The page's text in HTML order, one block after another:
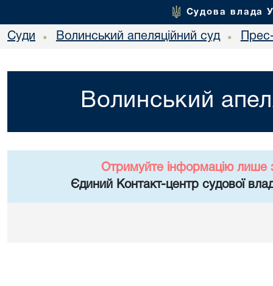
Судова влада
Суди • Волинський апеляційний суд •
Волинський
Отримуйте інформацію лише
Єдиний Контакт-центр судової